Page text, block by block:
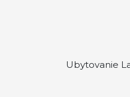
Ubytovanie